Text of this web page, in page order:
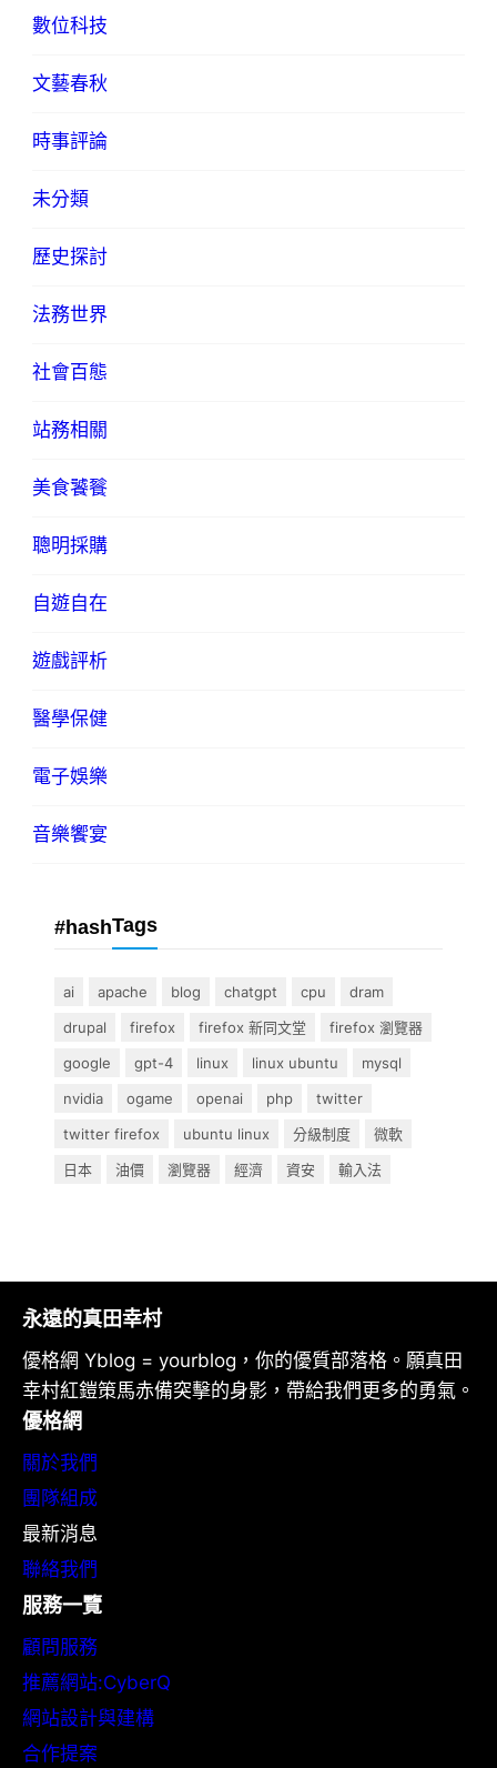
數位科技
文藝春秋
時事評論
未分類
歷史探討
法務世界
社會百態
站務相關
美食饕餮
聰明採購
自遊自在
遊戲評析
醫學保健
電子娛樂
音樂饗宴
#hashTags
ai apache blog chatgpt cpu
dram
drupal
firefox firefox 新同文堂
firefox 瀏覽器
google
gpt-4 linux linux ubuntu
mysql
nvidia
ogame openai php
twitter
twitter firefox
ubuntu linux 分級制度
微軟
日本
油價 瀏覽器 經濟 資安 輸入法
永遠的真田幸村
優格網 Yblog = yourblog，你的優質部落格。願真田
幸村紅鎧策馬赤備突擊的身影，帶給我們更多的勇氣。
優格網
關於我們
團隊組成
最新消息
聯絡我們
服務一覽
顧問服務
推薦網站:CyberQ
網站設計與建構
合作提案